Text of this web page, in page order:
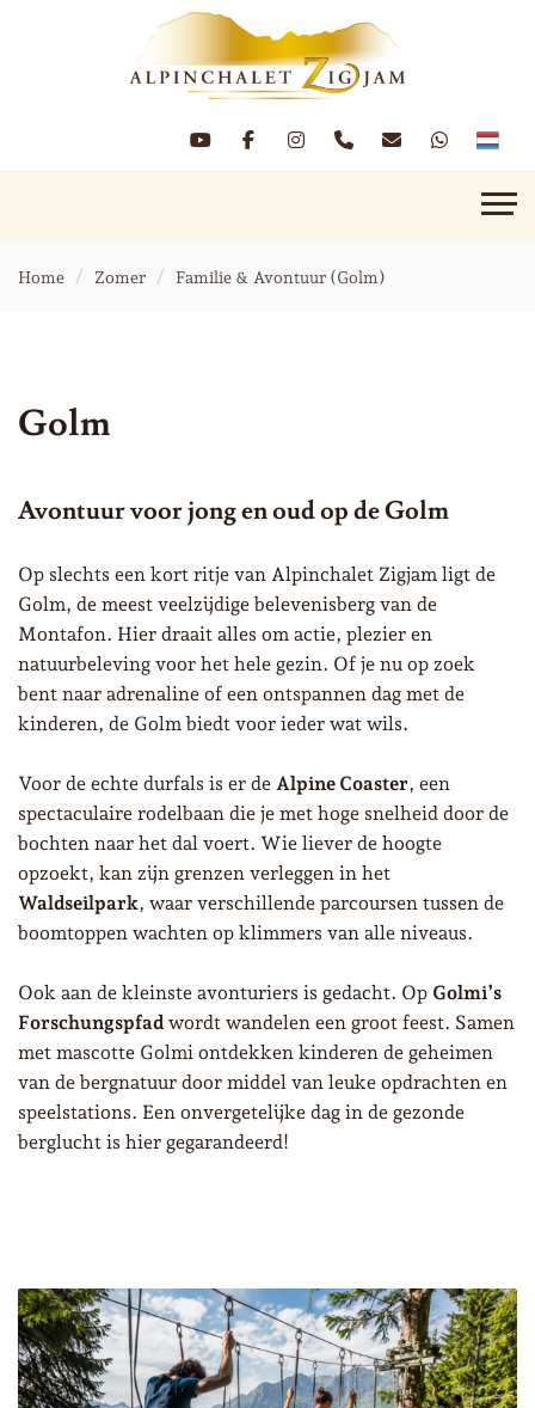
Home Zomer Familie & Avontuur (Golm)
Golm
Avontuur voor jong en oud op de Golm
Op slechts een kort ritje van Alpinchalet Zigjam ligt de
Golm, de meest veelzijdige belevenisberg van de
Montafon. Hier draait alles om actie, plezier en
natuurbeleving voor het hele gezin. Of je nu op zoek
bent naar adrenaline of een ontspannen dag met de
kinderen, de Golm biedt voor ieder wat wils.
Voor de echte durfals is er de Alpine Coaster, een
spectaculaire rodelbaan die je met hoge snelheid door de
bochten naar het dal voert. Wie liever de hoogte
opzoekt, kan zijn grenzen verleggen in het
Waldseilpark, waar verschillende parcoursen tussen de
boomtoppen wachten op klimmers van alle niveaus.
Ook aan de kleinste avonturiers is gedacht. Op Golmi’s
Forschungspfad wordt wandelen een groot feest. Samen
met mascotte Golmi ontdekken kinderen de geheimen
van de bergnatuur door middel van leuke opdrachten en
speelstations. Een onvergetelijke dag in de gezonde
berglucht is hier gegarandeerd!